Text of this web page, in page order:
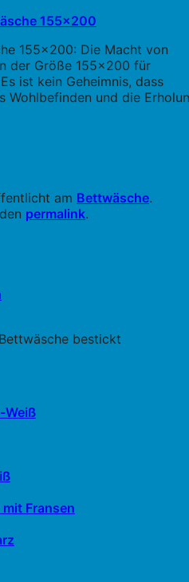
155x200
155x200: Die Macht von
der Größe 155x200 für
ist kein Geheimnis, dass
Wohlbefinden und die
am Bettwäsche.
permalink.
Bettwäsche bestickt
Weiß
Fransen